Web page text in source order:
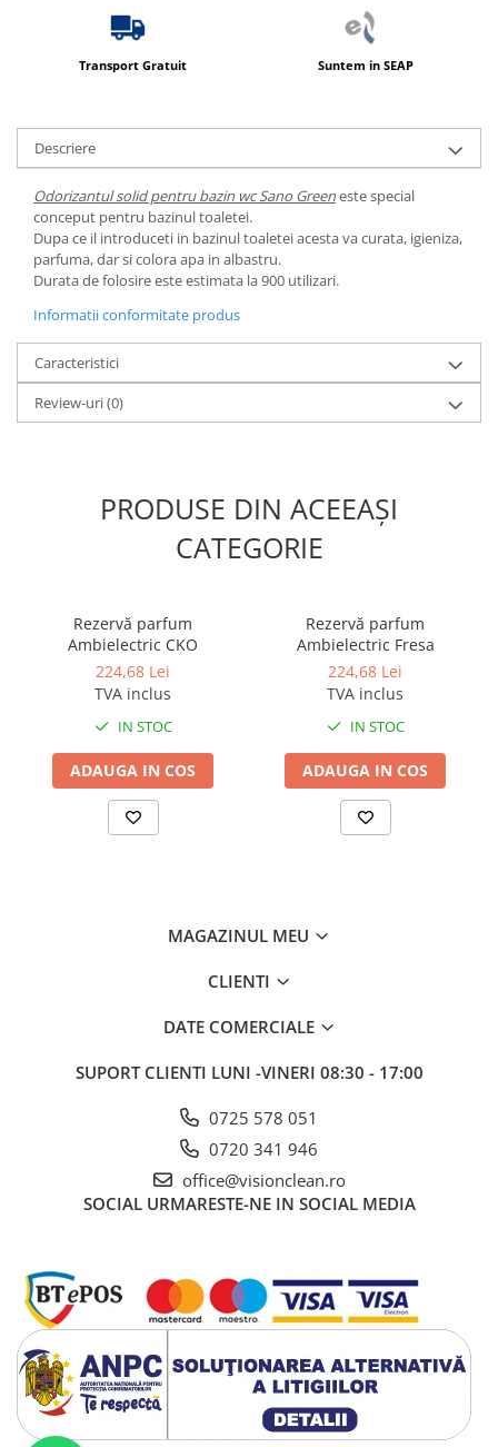
Sampon si gel de dus
Sapun lichid
Sapun spuma
Consumabile hartie
Acoperitori toaleta
Cearceaf hartie & cearceaf hartie
Hartie igienica
Prosoape hartie pliate
Pungi igienice
Role hartie industriala
Role prosop hartie
Servetele masa & faciale
Site odorizante pisoar
Produse de curatenie
Articole menaj
Carucioare
Carucioare bucatarie
Carucioare curatenie
Lavete profesionale
Carucioare camerista hotel
Gama de cosmetice hoteliere Black
Gama de cosmetice hoteliere
Gama de cosmetice hoteliere
Holiday Care
Gama de cosmetice hoteliere I Am
You
Gama de cosmetice hoteliere Lux
Gama de cosmetice hoteliere
Omnia
Transport Gratuit Suntem in SEAP
Descriere
Odorizantul solid pentru bazin wc Sano Greeneste special
conceput pentru bazinul toaletei.
Dupa ce il introduceti in bazinul toaletei acesta va curata, igieniza,
parfuma, dar si colora apa in albastru.
Durata de folosire este estimata la 900 utilizari.
Informatii conformitate produs
Caracteristici
Review-uri(0)
PRODUSE DIN ACEEAȘI
CATEGORIE
Rezervă parfum
Ambielectric CKO
224,68 Lei
TVA inclus
IN STOC
ADAUGA IN COS
Rezervă parfum
Ambielectric Fresa
224,68 Lei
TVA inclus
IN STOC
ADAUGA IN COS
MAGAZINUL MEU
CLIENTI
DATE COMERCIALE
SUPORT CLIENTI LUNI -VINERI 08:30 - 17:00
0725 578 051
0720 341 946
office@visionclean.ro
SOCIAL URMARESTE-NE IN SOCIAL MEDIA